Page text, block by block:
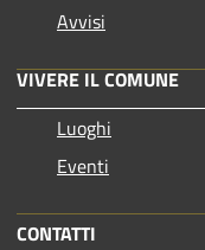
Avvisi
VIVERE IL COMUNE
Luoghi
Eventi
CONTATTI